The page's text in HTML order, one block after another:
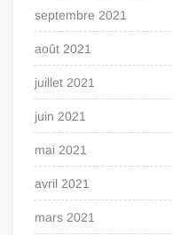
septembre 2021
août 2021
juillet 2021
juin 2021
mai 2021
avril 2021
mars 2021